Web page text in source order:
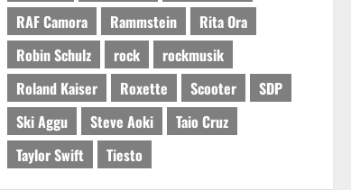
RAF Camora
Rammstein
Rita Ora
Robin Schulz
rock
rockmusik
Roland Kaiser
Roxette Scooter
SDP
Ski Aggu
Steve Aoki
Taio Cruz
Taylor Swift
Tiesto